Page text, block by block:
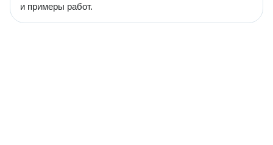
и примеры работ.